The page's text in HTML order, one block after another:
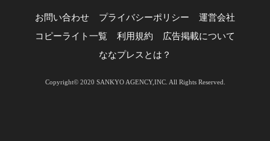
お問い合わせ プライバシーポリシー
運営会社
コピーライト一覧
利用規約
広告掲載について
ななプレスとは？
Copyright© 2020 SANKYO AGENCY,INC. All Rights Reserved.